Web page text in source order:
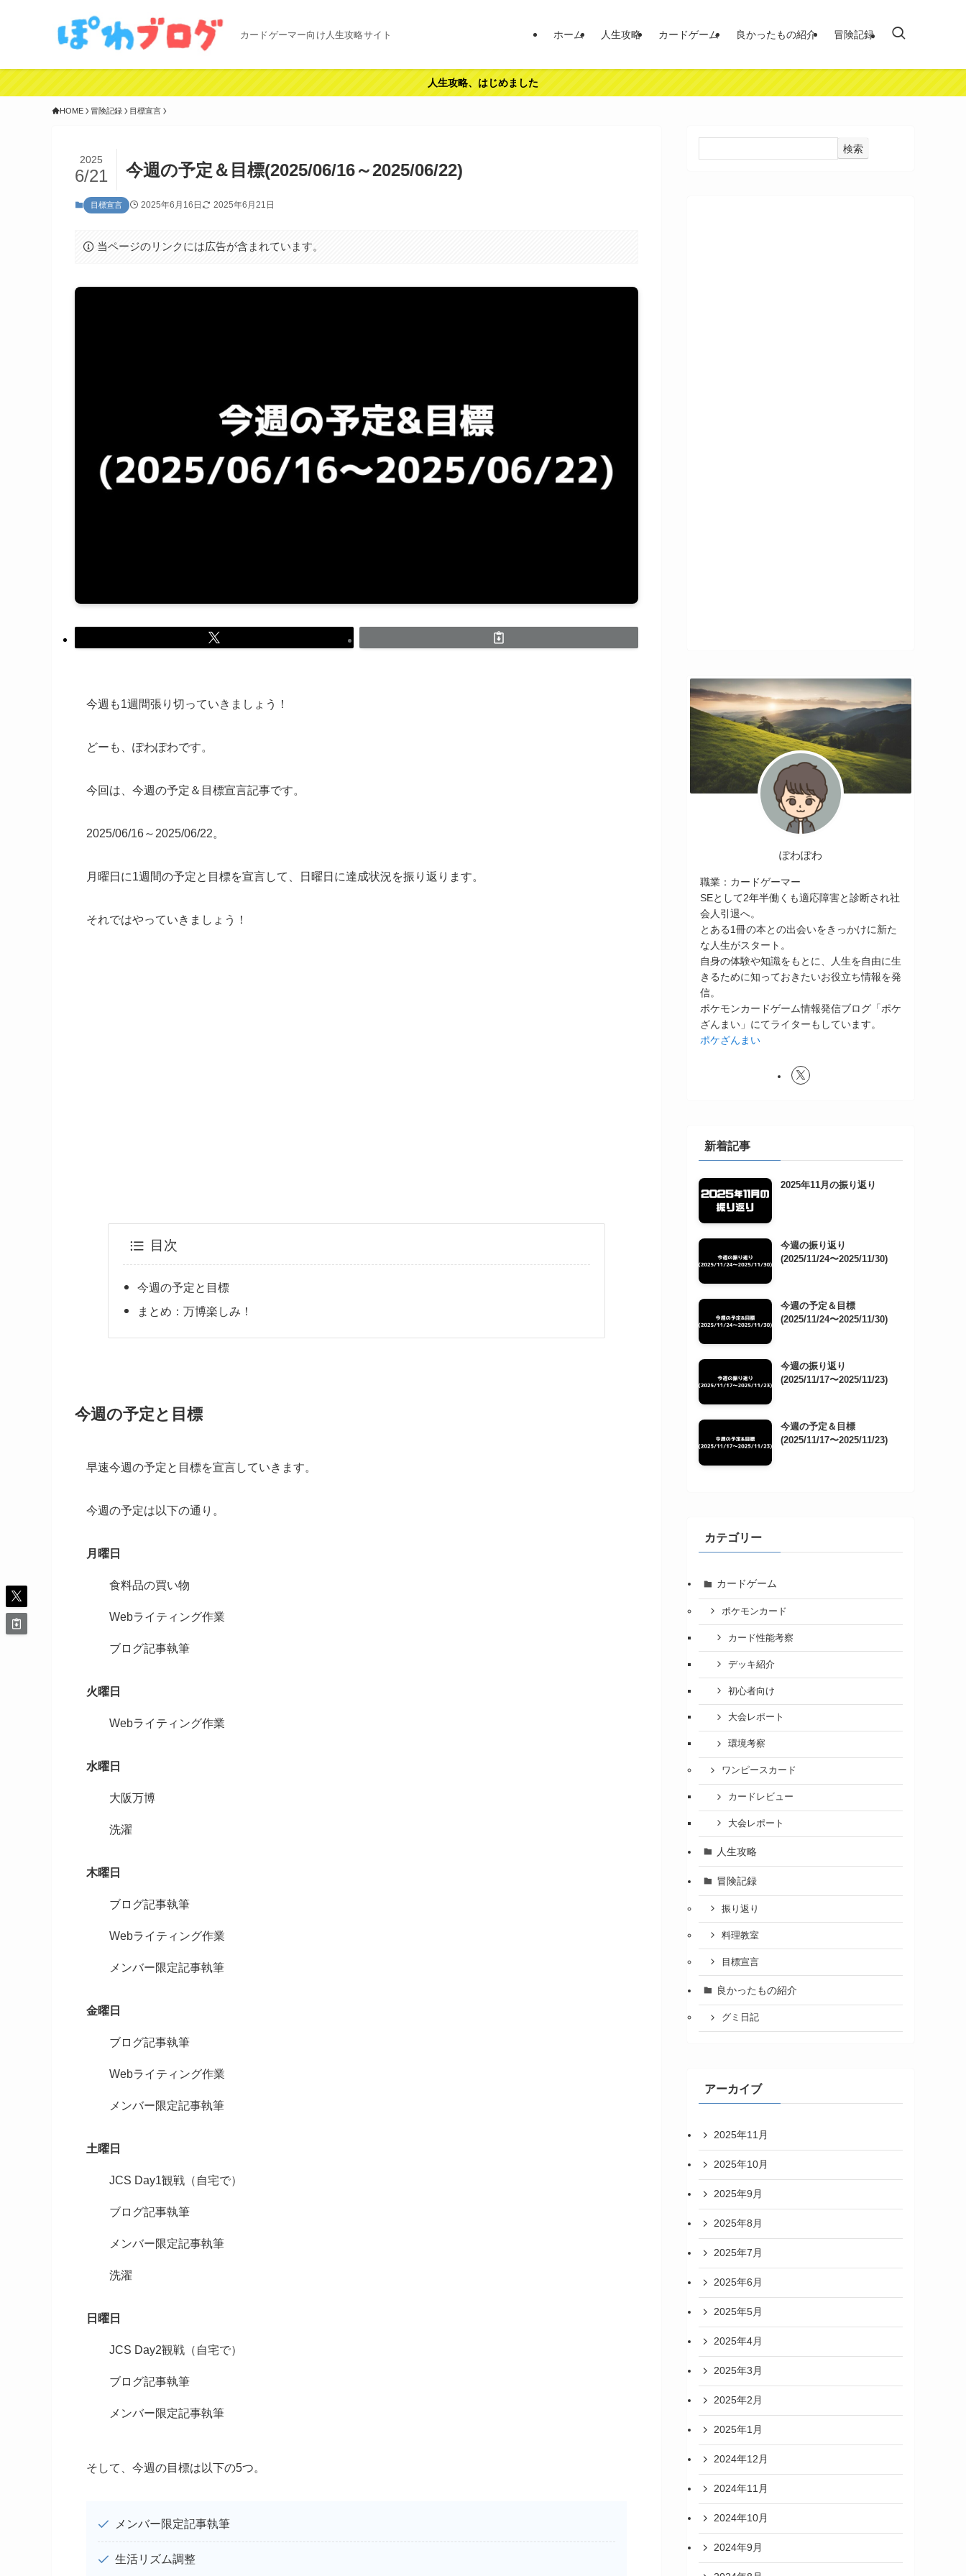
カードゲーマー向け人生攻略サイト ホーム 人生攻略 カードゲーム 良かったもの紹介 冒険記録
人生攻略、はじめました
HOME 冒険記録 目標宣言
今週の予定＆目標(2025/06/16～2025/06/22)
2025
6/21
目標宣言 2025年6月16日 2025年6月21日
当ページのリンクには広告が含まれています。
今週も1週間張り切っていきましょう！
どーも、ぽわぽわです。
今回は、今週の予定＆目標宣言記事です。
2025/06/16～2025/06/22。
月曜日に1週間の予定と目標を宣言して、日曜日に達成状況を振り返ります。
それではやっていきましょう！
目次
今週の予定と目標
まとめ：万博楽しみ！
今週の予定と目標
早速今週の予定と目標を宣言していきます。
今週の予定は以下の通り。
月曜日
食料品の買い物
Webライティング作業
ブログ記事執筆
火曜日
Webライティング作業
水曜日
大阪万博
洗濯
木曜日
ブログ記事執筆
Webライティング作業
メンバー限定記事執筆
金曜日
ブログ記事執筆
Webライティング作業
メンバー限定記事執筆
土曜日
JCS Day1観戦（自宅で）
ブログ記事執筆
メンバー限定記事執筆
洗濯
日曜日
JCS Day2観戦（自宅で）
ブログ記事執筆
メンバー限定記事執筆
そして、今週の目標は以下の5つ。
メンバー限定記事執筆
生活リズム調整
検索
ぽわぽわ
職業：カードゲーマー
SEとして2年半働くも適応障害と診断され社
会人引退へ。
とある1冊の本との出会いをきっかけに新た
な人生がスタート。
自身の体験や知識をもとに、人生を自由に生
きるために知っておきたいお役立ち情報を発
信。
ポケモンカードゲーム情報発信ブログ「ポケ
ざんまい」にてライターもしています。
ポケざんまい
新着記事
2025年11月の振り返り
今週の振り返り
(2025/11/24〜2025/11/30)
今週の予定＆目標
(2025/11/24〜2025/11/30)
今週の振り返り
(2025/11/17〜2025/11/23)
今週の予定＆目標
(2025/11/17〜2025/11/23)
カテゴリー
カードゲーム
ポケモンカード
カード性能考察
デッキ紹介
初心者向け
大会レポート
環境考察
ワンピースカード
カードレビュー
大会レポート
人生攻略
冒険記録
振り返り
料理教室
目標宣言
良かったもの紹介
グミ日記
アーカイブ
2025年11月
2025年10月
2025年9月
2025年8月
2025年7月
2025年6月
2025年5月
2025年4月
2025年3月
2025年2月
2025年1月
2024年12月
2024年11月
2024年10月
2024年9月